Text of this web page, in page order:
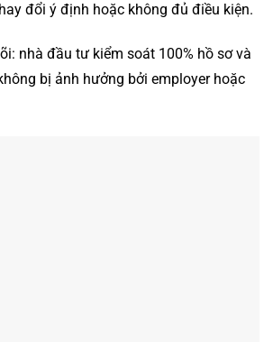
đổi ý định hoặc không đủ điều kiện.
nhà đầu tư kiểm soát 100% hồ sơ và
bị ảnh hưởng bởi employer hoặc